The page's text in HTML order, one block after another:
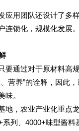
应用团队还设计了多
连锁化，规模化发展
要通过对于原材料高
营养”的诠释，因此
味。
地，农业产业化重点
列、4000+味型酱